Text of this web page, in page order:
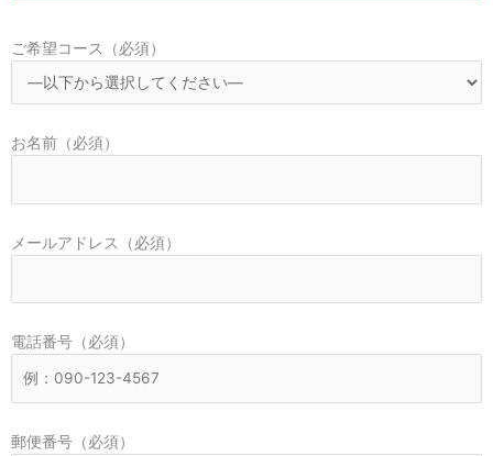
ご希望コース（必須）
お名前（必須）
メールアドレス（必須）
電話番号（必須）
郵便番号（必須）